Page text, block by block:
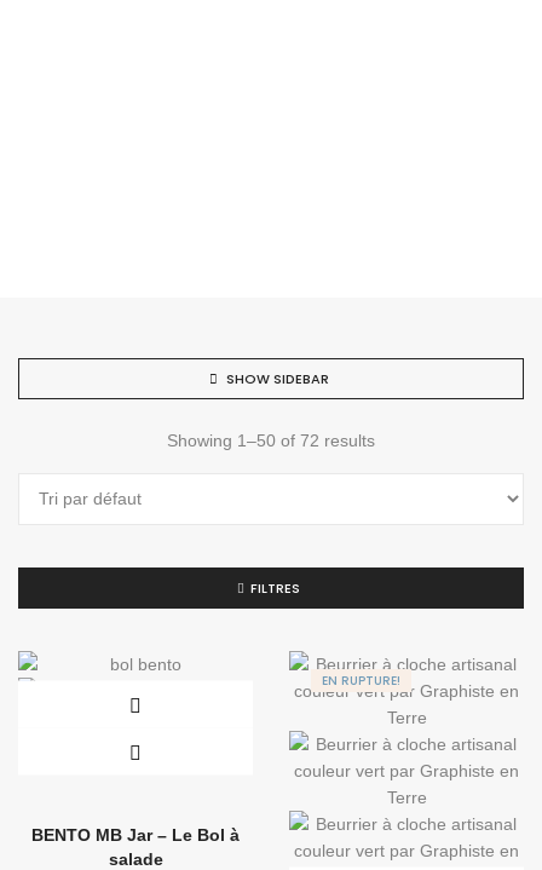
SHOW SIDEBAR
Showing 1–50 of 72 results
FILTRES
BENTO MB Jar – Le Bol à
salade
EN RUPTURE!